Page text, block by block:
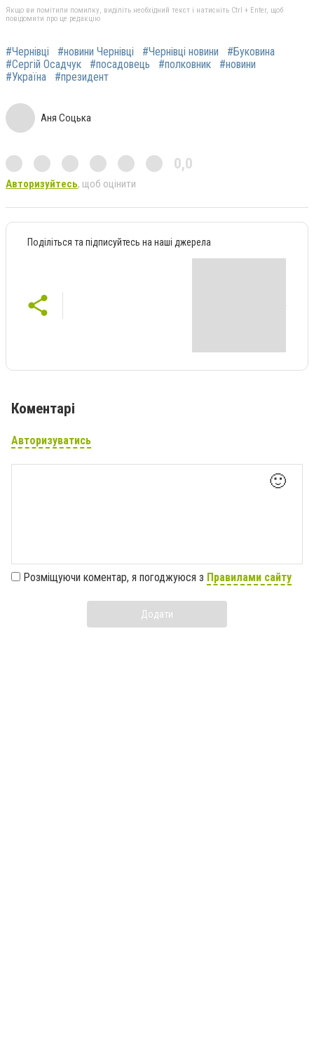
Якщо ви помітили помилку, виділіть необхідний текст і натисніть Ctrl + Enter, щоб
повідомити про це редакцію
#Чернівці #новини Чернівці #Чернівці новини
#Буковина
#Сергій Осадчук
#посадовець #полковник
#новини
#Україна
#президент
Аня Соцька
0,0
Авторизуйтесь, щоб оцінити
Поділіться та підписуйтесь на наші джерела
Коментарі
Авторизуватись
🙂
Розміщуючи коментар, я погоджуюся з Правилами сайту
Додати